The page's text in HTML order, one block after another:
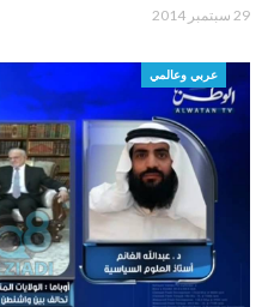
29 سبتمبر 2014
عربي وعالمي